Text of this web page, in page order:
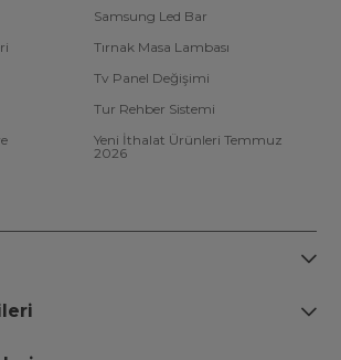
Samsung Led Bar
Tırnak Masa Lambası
Tv Panel Değişimi
Tur Rehber Sistemi
Yeni İthalat Ürünleri Temmuz
2026